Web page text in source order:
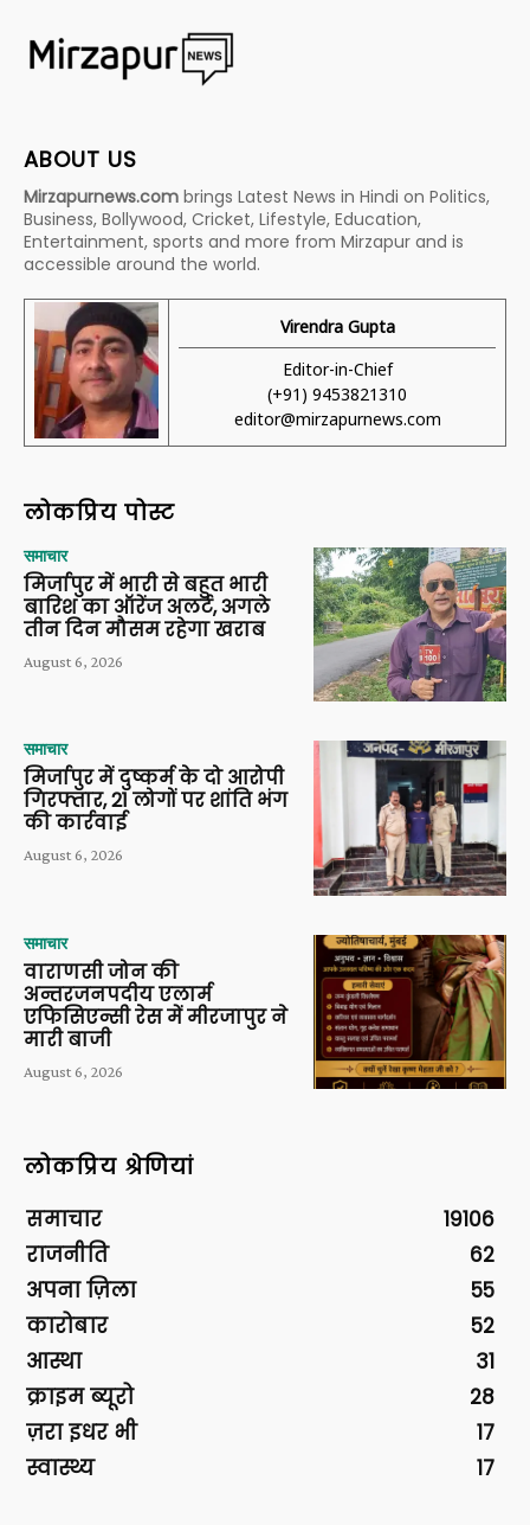
ABOUT US
Mirzapurnews.com brings Latest News in Hindi on Politics,
Business, Bollywood, Cricket, Lifestyle, Education,
Entertainment, sports and more from Mirzapur and is
accessible around the world.
Virendra Gupta
Editor-in-Chief
(+91) 9453821310
editor@mirzapurnews.com
लोकप्रिय पोस्ट
समाचार
मिर्जापुर में भारी से बहुत भारी
बारिश का ऑरेंज अलर्ट, अगले
तीन दिन मौसम रहेगा खराब
August 6, 2026
समाचार
मिर्जापुर में दुष्कर्म के दो आरोपी
गिरफ्तार, 21 लोगों पर शांति भंग
की कार्रवाई
August 6, 2026
समाचार
वाराणसी जोन की
अन्तरजनपदीय एलार्म
एफिसिएन्सी रेस में मीरजापुर ने
मारी बाजी
August 6, 2026
लोकप्रिय श्रेणियां
समाचार
19106
राजनीति
62
अपना ज़िला
55
कारोबार
52
आस्था
31
क्राइम ब्यूरो
28
ज़रा इधर भी
17
स्वास्थ्य
17